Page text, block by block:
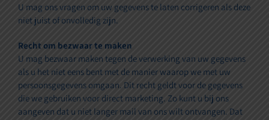
U mag ons vragen om uw gegevens te laten corrigeren als deze
niet juist of onvolledig zijn.
Recht om bezwaar te maken
U mag bezwaar maken tegen de verwerking van uw gegevens
als u het niet eens bent met de manier waarop we met uw
persoonsgegevens omgaan. Dit recht geldt voor de gegevens
die we gebruiken voor direct marketing. Zo kunt u bij ons
aangeven dat u niet langer mail van ons wilt ontvangen. Dat